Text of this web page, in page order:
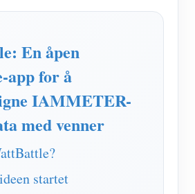
Cloud Pro
Simulator
energiprognoser og -simulering
En åpen
app for å
IAMMETER-
med venner
startet